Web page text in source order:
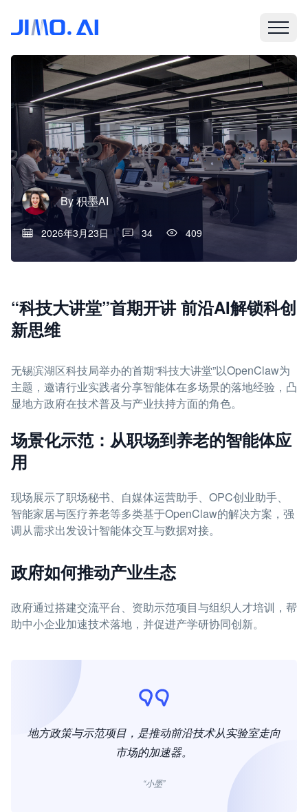
By积墨AI
2026年3月23日 34 409
“科技大讲堂”首期开讲 前沿AI解锁科创
新思维
无锡滨湖区科技局举办的首期“科技大讲堂”以OpenClaw为
主题，邀请行业实践者分享智能体在多场景的落地经验，凸
显地方政府在技术普及与产业扶持方面的角色。
场景化示范：从职场到养老的智能体应
用
现场展示了职场秘书、自媒体运营助手、OPC创业助手、
智能家居与医疗养老等多类基于OpenClaw的解决方案，强
调从需求出发设计智能体交互与数据对接。
政府如何推动产业生态
政府通过搭建交流平台、资助示范项目与组织人才培训，帮
助中小企业加速技术落地，并促进产学研协同创新。
地方政策与示范项目，是推动前沿技术从实验室走向
市场的加速器。
“小墨”